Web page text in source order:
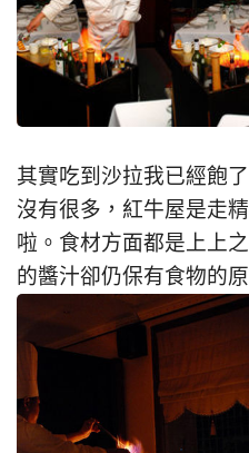
其實吃到沙拉我已經飽
沒有很多，紅牛屋是走
啦。食材方面都是上上
的醬汁卻仍保有食物的原